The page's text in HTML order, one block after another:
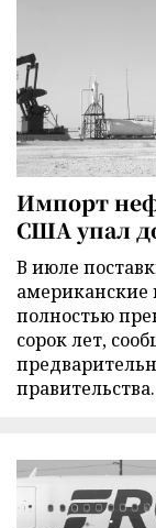
Импорт
США упал
В июле
полностью
сорок лет,
правительства.